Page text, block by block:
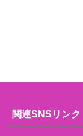
関連SNSリンク